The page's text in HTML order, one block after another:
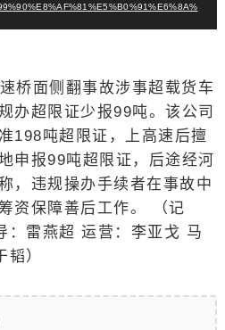
桥面侧翻事故涉事超载货车
办超限证少报99吨。该公司
198吨超限证，上高速后擅
申报99吨超限证，后途经河
，违规操办手续者在事故中
资保障善后工作。 （记
：雷燕超 运营：李亚戈 马
）